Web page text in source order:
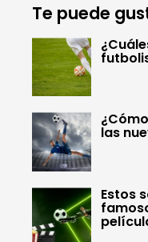
Te puede
las
Estos